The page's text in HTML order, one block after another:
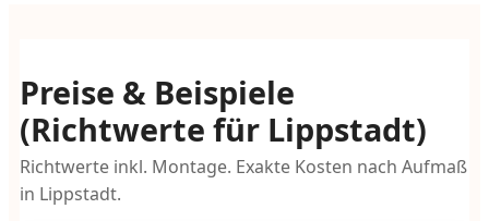
Preise & Beispiele
(Richtwerte für Lippstadt)
Richtwerte inkl. Montage. Exakte Kosten nach Aufmaß
in Lippstadt.